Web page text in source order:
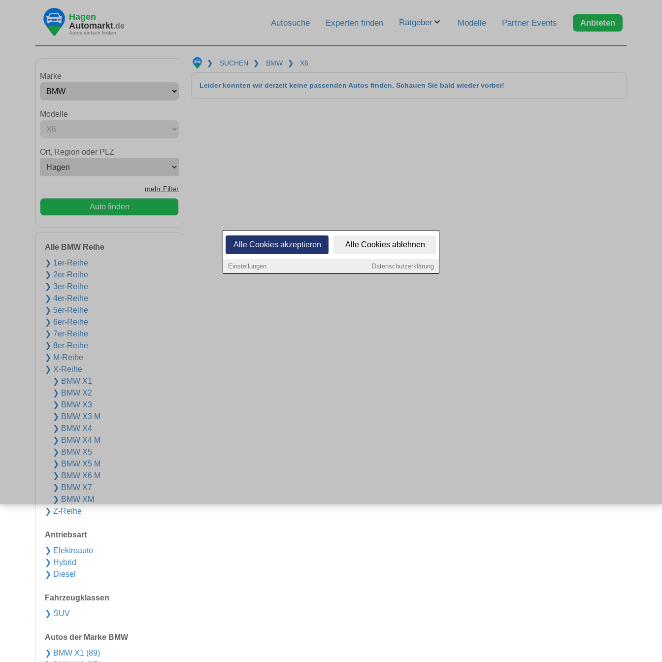
Alle Cookies akzeptieren Alle Cookies ablehnen
Einstellungen Datenschutzerklärung
Hagen
Automarkt.de
Autos einfach finden
Autosuche Experten finden Ratgeber Modelle Partner Events Anbieten
Marke
Modelle
Ort, Region oder PLZ
mehr Filter
Auto finden
Alle BMW Reihe
❯ 1er-Reihe
❯ 2er-Reihe
❯ 3er-Reihe
❯ 4er-Reihe
❯ 5er-Reihe
❯ 6er-Reihe
❯ 7er-Reihe
❯ 8er-Reihe
❯ M-Reihe
❯ X-Reihe
❯ BMW X1
❯ BMW X2
❯ BMW X3
❯ BMW X3 M
❯ BMW X4
❯ BMW X4 M
❯ BMW X5
❯ BMW X5 M
❯ BMW X6 M
❯ BMW X7
❯ BMW XM
❯ Z-Reihe
Antriebsart
❯ Elektroauto
❯ Hybrid
❯ Diesel
Fahrzeugklassen
❯ SUV
Autos der Marke BMW
❯ BMW X1 (89)
❯ SUCHEN ❯ BMW ❯ X6
Leider konnten wir derzeit keine passenden Autos finden. Schauen Sie bald wieder vorbei!